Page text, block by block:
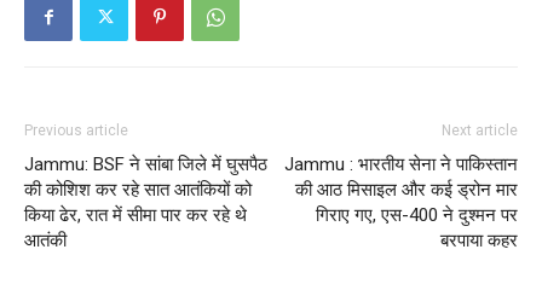
Previous article
Jammu: BSF ने सांबा जिले में घुसपैठ
की कोशिश कर रहे सात आतंकियों को
किया ढेर, रात में सीमा पार कर रहे थे
आतंकी
Next article
Jammu : भारतीय सेना ने पाकिस्तान
की आठ मिसाइल और कई ड्रोन मार
गिराए गए, एस-400 ने दुश्मन पर
बरपाया कहर